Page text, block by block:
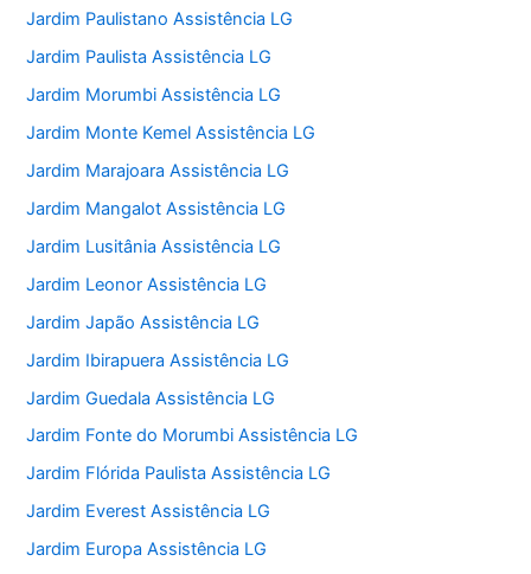
Jardim Paulistano Assistência LG
Jardim Paulista Assistência LG
Jardim Morumbi Assistência LG
Jardim Monte Kemel Assistência LG
Jardim Marajoara Assistência LG
Jardim Mangalot Assistência LG
Jardim Lusitânia Assistência LG
Jardim Leonor Assistência LG
Jardim Japão Assistência LG
Jardim Ibirapuera Assistência LG
Jardim Guedala Assistência LG
Jardim Fonte do Morumbi Assistência LG
Jardim Flórida Paulista Assistência LG
Jardim Everest Assistência LG
Jardim Europa Assistência LG